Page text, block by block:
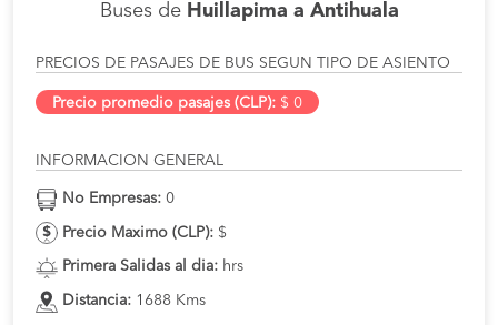
Buses de Huillapima a Antihuala
PRECIOS DE PASAJES DE BUS SEGUN TIPO DE ASIENTO
Precio promedio pasajes (CLP): $ 0
INFORMACION GENERAL
No Empresas: 0
Precio Maximo (CLP): $
Primera Salidas al dia: hrs
Distancia: 1688 Kms